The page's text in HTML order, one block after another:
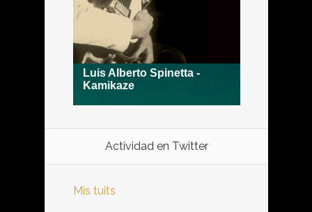
Actividad en Twitter
Mis tuits